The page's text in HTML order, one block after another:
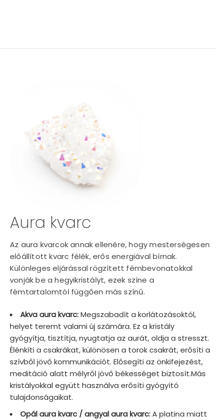
Aura kvarc
Az aura kvarcok annak ellenére, hogy mesterségesen
előállított kvarc félék, erős energiával bírnak.
Különleges eljárással rögzített fémbevonatokkal
vonják be a hegyikristályt, ezek színe a
fémtartalomtól függően más színű.
Akva aura kvarc:Megszabadít a korlátozásoktól,
helyet teremt valami új számára. Ez a kristály
gyógyítja, tisztítja, nyugtatja az aurát, oldja a stresszt.
Élénkíti a csakrákat, különösen a torok csakrát, erősíti a
szívből jövő kommunikációt. Elősegíti az önkifejezést,
meditáció alatt mélyről jövő békességet biztosít.Más
kristályokkal együtt használva erősíti gyógyító
tulajdonságaikat.
Opál aura kvarc / angyal aura kvarc:A platina miatt